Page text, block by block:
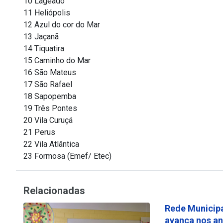
11 Heliópolis
12 Azul do cor do Mar
13 Jaçanã
14 Tiquatira
15 Caminho do Mar
16 São Mateus
17 São Rafael
18 Sapopemba
19 Três Pontes
20 Vila Curuçá
21 Perus
22 Vila Atlântica
23 Formosa (Emef/ Etec)
Relacionadas
Rede
avança nos